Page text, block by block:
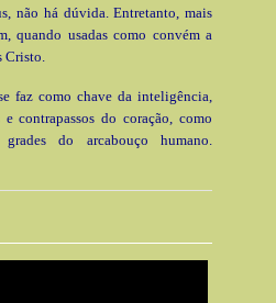
não há dúvida. Entretanto, mais
quando usadas como convém a
Cristo.
faz como chave da inteligência,
e contrapassos do coração, como
do arcabouço humano.